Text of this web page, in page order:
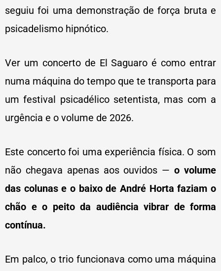
seguiu foi uma demonstração de força bruta e
psicadelismo hipnótico.
Ver um concerto de El Saguaro é como entrar
numa máquina do tempo que te transporta para
um festival psicadélico setentista, mas com a
urgência e o volume de 2026.
Este concerto foi uma experiência física. O som
não chegava apenas aos ouvidos —o volume
das colunas e o baixo de André Horta faziam o
chão e o peito da audiência vibrar de forma
contínua.
Em palco, o trio funcionava como uma máquina